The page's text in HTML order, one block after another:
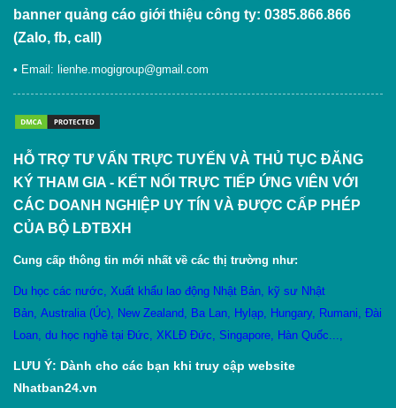
banner quảng cáo giới thiệu công ty: 0385.866.866
(Zalo, fb, call)
• Email: lienhe.mogigroup@gmail.com
HỖ TRỢ TƯ VẤN TRỰC TUYẾN VÀ THỦ TỤC ĐĂNG
KÝ THAM GIA - KẾT NỐI TRỰC TIẾP ỨNG VIÊN VỚI
CÁC DOANH NGHIỆP UY TÍN VÀ ĐƯỢC CẤP PHÉP
CỦA BỘ LĐTBXH
Cung cấp thông tin mới nhất về các thị trường như:
Du học các nước, Xuất khẩu lao động Nhật Bản, kỹ sư Nhật
Bản, Australia (Úc), New Zealand, Ba Lan, Hylạp, Hungary, Rumani, Đài
Loan, du học nghề tại Đức, XKLĐ Đức, Singapore, Hàn Quốc...,
LƯU Ý: Dành cho các bạn khi truy cập website
Nhatban24.vn